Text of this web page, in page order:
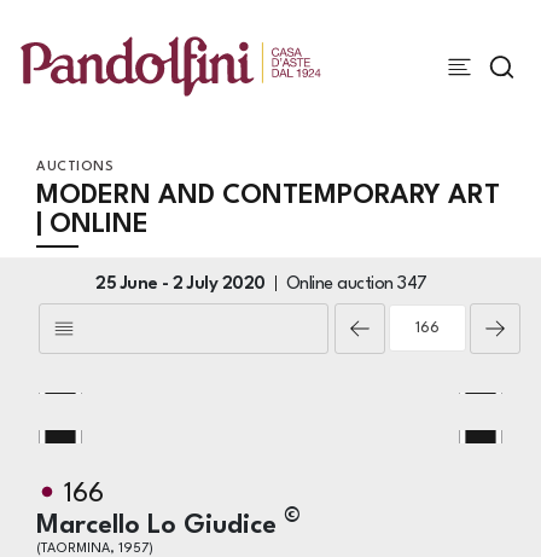
AUCTIONS
MODERN AND CONTEMPORARY ART
| ONLINE
25 June -2 July 2020 Online auction347
166
Marcello Lo Giudice ©
(TAORMINA, 1957)